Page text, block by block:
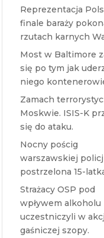
Reprezentacja
finale baraży
rzutach karnych
Most w Baltimore
się po tym jak
niego
Zamach
Moskwie. ISIS-K
się do ataku.
Nocny pościg
warszawskiej
postrzelona 15-
Strażacy OSP pod
wpływem alkoholu
uczestniczyli w
gaśniczej szopy.